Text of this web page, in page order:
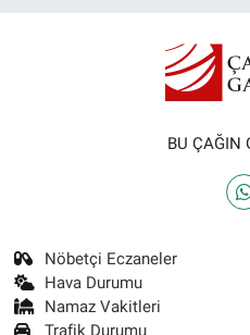
BU ÇAĞIN
Nöbetçi Eczaneler
Hava Durumu
Namaz Vakitleri
Trafik Durumu